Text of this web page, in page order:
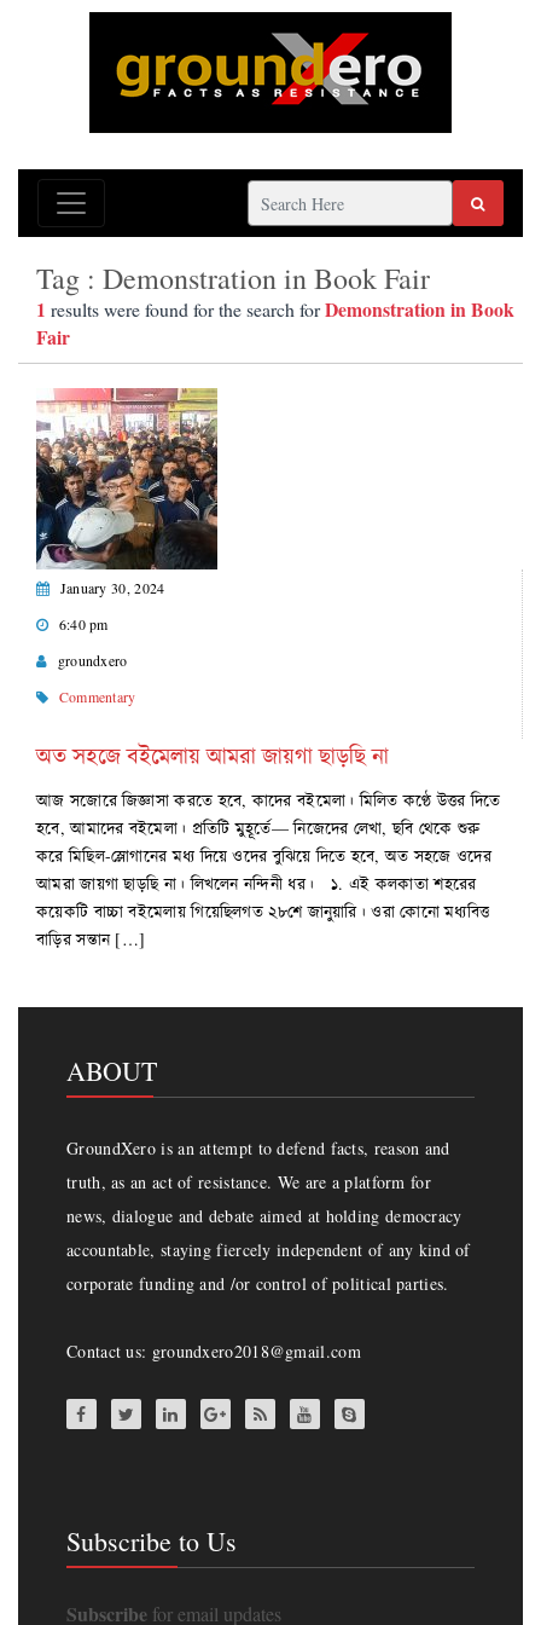
Tag : Demonstration in Book Fair
1 results were found for the search forDemonstration in Book
Fair
January 30, 2024
6:40 pm
groundxero
Commentary
অত সহজে বইমেলায় আমরা জায়গা ছাড়ছি না
আজ সজোরে জিজ্ঞাসা করতে হবে, কাদের বইমেলা। মিলিত কণ্ঠে উত্তর দিতে
হবে, আমাদের বইমেলা। প্রতিটি মুহূর্তে— নিজেদের লেখা, ছবি থেকে শুরু
করে মিছিল-স্লোগানের মধ্য দিয়ে ওদের বুঝিয়ে দিতে হবে, অত সহজে ওদের
আমরা জায়গা ছাড়ছি না। লিখলেন নন্দিনী ধর। ১. এই কলকাতা শহরের
কয়েকটি বাচ্চা বইমেলায় গিয়েছিলগত ২৮শে জানুয়ারি। ওরা কোনো মধ্যবিত্ত
বাড়ির সন্তান […]
ABOUT
GroundXero is an attempt to defend facts, reason and
truth, as an act of resistance. We are a platform for
news, dialogue and debate aimed at holding democracy
accountable, staying fiercely independent of any kind of
corporate funding and /or control of political parties.
Contact us: groundxero2018@gmail.com
Subscribe to Us
Subscribe for email updates